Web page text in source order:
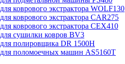
коврового экстрактора WOLF130
коврового экстрактора CAR275
коврового экстрактора CEX410
сушилки ковров BV3
полировщика DR 1500H
для поломоечных машин AS5160T